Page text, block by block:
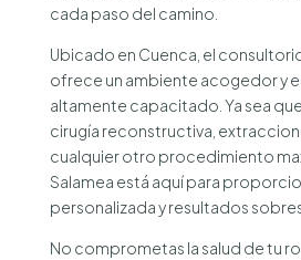
cada paso del camino.
Ubicado en Cuenca, el
ofrece un ambiente acogedor y
altamente capacitado. Ya sea
cirugía reconstructiva,
cualquier otro procedimiento
Salamea está aquí para
personalizada y resultados
No comprometas la salud de tu